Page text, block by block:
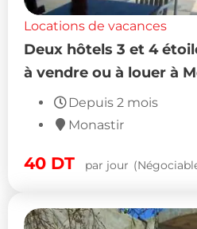
Locations de vacances
Deux hôtels 3 et 4
à vendre ou à louer à
Depuis 2 mois
Monastir
40 DT par jour